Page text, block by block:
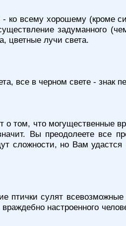
ко всему хорошему (кроме
задуманного
цветные лучи света.
все в черном свете - знак
о том, что могущественные
Вы преодолеете все
сложности, но Вам
птички сулят
настроенного